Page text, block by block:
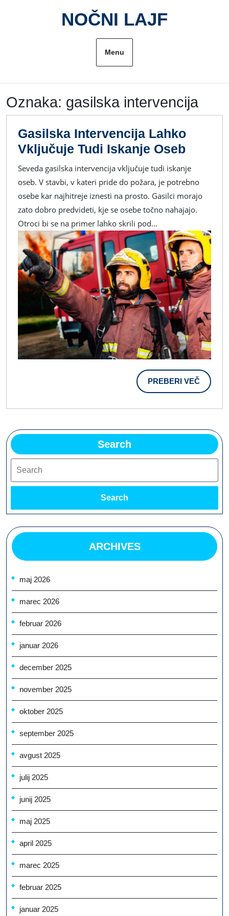
NOČNI LAJF
Menu
Oznaka: gasilska intervencija
Gasilska Intervencija Lahko
Vključuje Tudi Iskanje Oseb
Lahko
Tudi
Oseb
Seveda gasilska intervencija vključuje tudi iskanje
oseb. V stavbi, v kateri pride do požara, je potrebno
osebe kar najhitreje iznesti na prosto. Gasilci morajo
zato dobro predvideti, kje se osebe točno nahajajo.
Otroci bi se na primer lahko skrili pod…
PREBERI VEČ
VEČ
Search
Search
ARCHIVES
maj 2026
marec 2026
februar 2026
januar 2026
december 2025
november 2025
oktober 2025
september 2025
avgust 2025
julij 2025
junij 2025
maj 2025
april 2025
marec 2025
februar 2025
januar 2025